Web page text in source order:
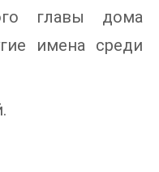
главы дома
имена среди